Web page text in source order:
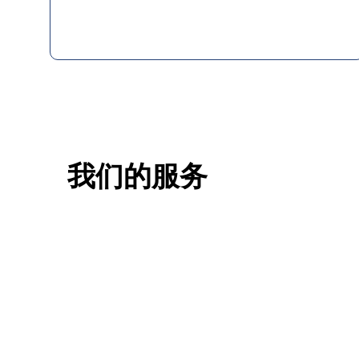
我们的服务